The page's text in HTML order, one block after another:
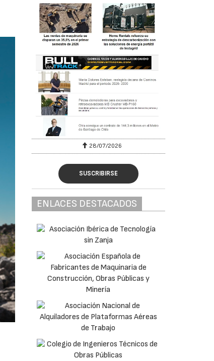
28/07/2026
SUSCRIBIRSE
ENLACES DESTACADOS